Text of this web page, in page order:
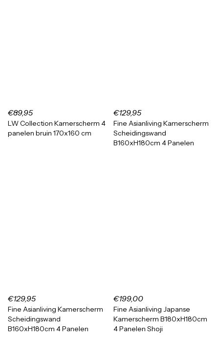
€89,95
LW Collection Kamerscherm 4
panelen bruin 170x160 cm
€129,95
Fine Asianliving Kamerscherm
Scheidingswand
B160xH180cm 4 Panelen
€129,95
Fine Asianliving Kamerscherm
Scheidingswand
B160xH180cm 4 Panelen
€199,00
Fine Asianliving Japanse
Kamerscherm B180xH180cm
4 Panelen Shoji